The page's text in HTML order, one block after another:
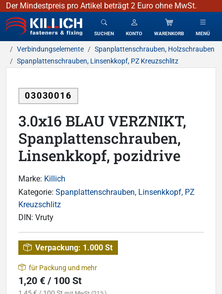
Der Mindestpreis pro Artikel beträgt 2 Euro ohne MwSt.
KILLICH - Verbindungselemente
SUCHEN KONTO WARENKORB MENÜ
Verbindungselemente
Spanplattenschrauben, Holzschrauben
Spanplattenschrauben, Linsenkkopf, PZ Kreuzschlitz
03030016
3.0x16 BLAU VERZNIKT,
Spanplattenschrauben,
Linsenkkopf, pozidrive
Marke: Killich
Kategorie: Spanplattenschrauben, Linsenkkopf, PZ
Kreuzschlitz
DIN: Vruty
Verpackung: 1.000 St
für Packung und mehr
1,20 € / 100 St